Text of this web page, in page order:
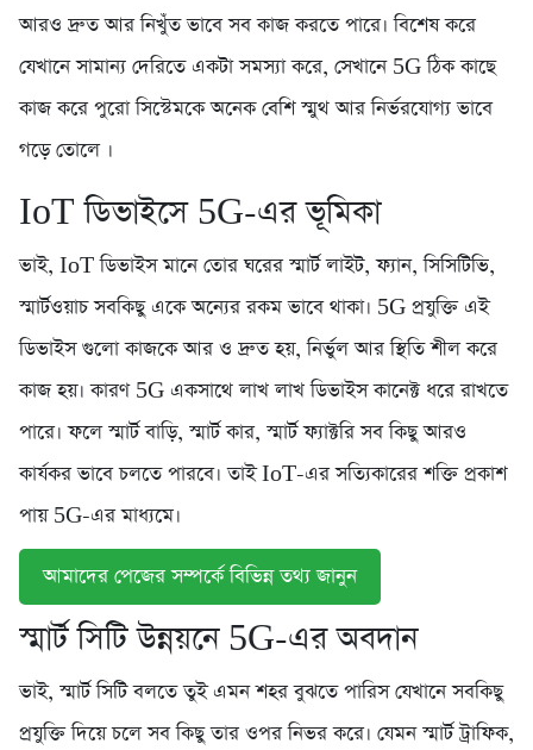
আরও দ্রুত আর নিখুঁত ভাবে সব কাজ করতে পারে। বিশেষ করে
যেখানে সামান্য দেরিতে একটা সমস্যা করে, সেখানে 5G ঠিক কাছে
কাজ করে পুরো সিস্টেমকে অনেক বেশি স্মুথ আর নির্ভরযোগ্য ভাবে
গড়ে তোলে ।
IoT ডিভাইসে 5G-এর ভূমিকা
ভাই, IoT ডিভাইস মানে তোর ঘরের স্মার্ট লাইট, ফ্যান, সিসিটিভি,
স্মার্টওয়াচ সবকিছু একে অন্যের রকম ভাবে থাকা। 5G প্রযুক্তি এই
ডিভাইস গুলো কাজকে আর ও দ্রুত হয়, নির্ভুল আর স্থিতি শীল করে
কাজ হয়। কারণ 5G একসাথে লাখ লাখ ডিভাইস কানেক্ট ধরে রাখতে
পারে। ফলে স্মার্ট বাড়ি, স্মার্ট কার, স্মার্ট ফ্যাক্টরি সব কিছু আরও
কার্যকর ভাবে চলতে পারবে। তাই IoT-এর সত্যিকারের শক্তি প্রকাশ
পায় 5G-এর মাধ্যমে।
আমাদের পেজের সম্পর্কে বিভিন্ন তথ্য জানুন
স্মার্ট সিটি উন্নয়নে 5G-এর অবদান
ভাই, স্মার্ট সিটি বলতে তুই এমন শহর বুঝতে পারিস যেখানে সবকিছু
প্রযুক্তি দিয়ে চলে সব কিছু তার ওপর নিভর করে। যেমন স্মার্ট ট্রাফিক,